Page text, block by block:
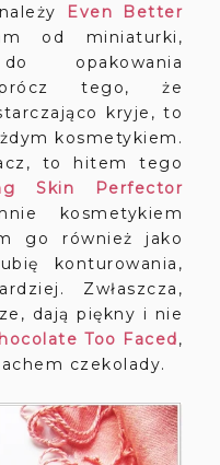
Even Better
od miniaturki,
opakowania
tego, że
kryje, to
kosmetykiem.
to hitem tego
Skin Perfector
kosmetykiem
go również jako
konturowania,
Zwłaszcza,
dają piękny i nie
Too Faced,
czekolady.